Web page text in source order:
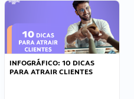
INFOGRÁFICO: 10 DICAS
PARA ATRAIR CLIENTES